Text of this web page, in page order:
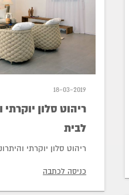
18-03-2019
ריהוט סלון יוקרתי
לבית
ריהוט סלון יוקרתי
כניסה לכתבה